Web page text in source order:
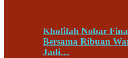
Khofifah Nobar
Bersama Ribuan
Jadi…